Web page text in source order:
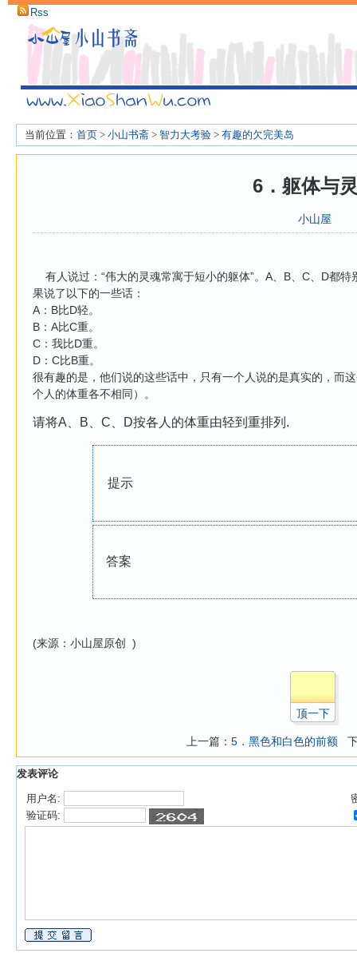
Rss
当前位置： 首页 > 小山书斋 > 智力大考验 > 有趣的欠完美岛
6．躯体与
小山屋
有人说过：“伟大的灵魂常寓于短小的躯体”。A、B、C、D都
果说了以下的一些话：
A：B比D轻。
B：A比C重。
C：我比D重。
D：C比B重。
很有趣的是，他们说的这些话中，只有一个人说的是真实的，而
个人的体重各不相同）。
请将A、B、C、D按各人的体重由轻到重排列.
提示
答案
(来源：小山屋原创 )
顶一下
上一篇： 5．黑色和白色的前额
发表评论
用户名:
验证码: